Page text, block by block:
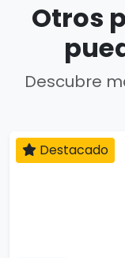
Otros
Descubre
Destacado